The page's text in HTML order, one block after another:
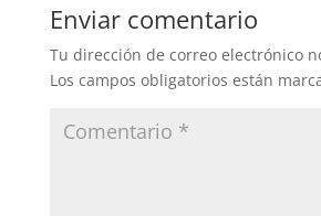
Enviar comentario
Tu dirección de correo electrónico
Los campos obligatorios están